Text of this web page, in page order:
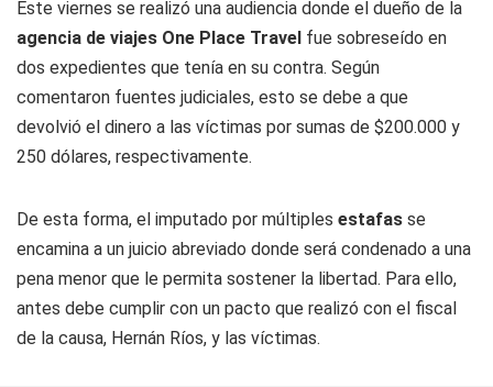
Este viernes se realizó una audiencia donde el dueño de la
agencia de viajes One Place Travel fue sobreseído en
dos expedientes que tenía en su contra. Según
comentaron fuentes judiciales, esto se debe a que
devolvió el dinero a las víctimas por sumas de $200.000 y
250 dólares, respectivamente.
De esta forma, el imputado por múltiples estafas se
encamina a un juicio abreviado donde será condenado a una
pena menor que le permita sostener la libertad. Para ello,
antes debe cumplir con un pacto que realizó con el fiscal
de la causa, Hernán Ríos, y las víctimas.